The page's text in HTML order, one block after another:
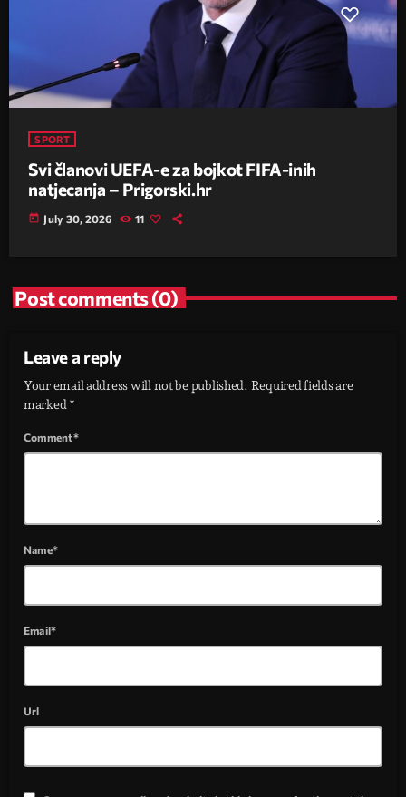
SPORT
Svi članovi UEFA-e za bojkot FIFA-inih
natjecanja – Prigorski.hr
today July 30, 2026 11
Post comments (0)
Leave a reply
Your email address will not be published. Required fields are
marked *
Comment*
Name*
Email*
Url